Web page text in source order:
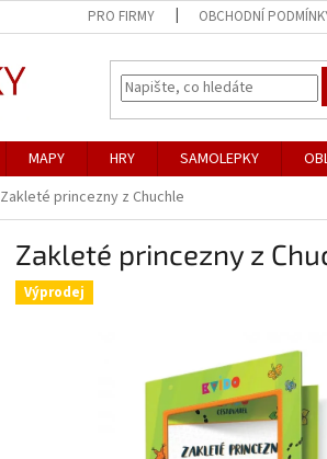
PRO FIRMY OBCHODNÍ
MAPY HRY SAMOLEPKY
Zakleté princezny z Chuchle
Zakleté princezny z
Výprodej